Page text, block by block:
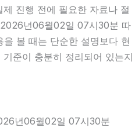
진행 전에 필요한 자료나 절
년06월02일 07시30분 따
볼 때는 단순한 설명보다 현
준이 충분히 정리되어 있는지
년06월02일 07시30분